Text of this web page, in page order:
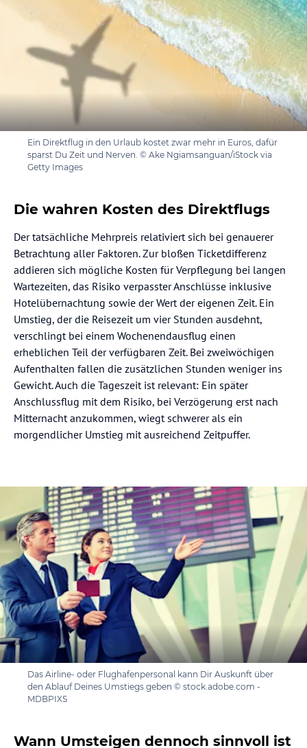
Ein Direktflug in den Urlaub kostet zwar mehr in Euros, dafür
sparst Du Zeit und Nerven. © Ake Ngiamsanguan/iStock via
Getty Images
Die wahren Kosten des Direktflugs
Der tatsächliche Mehrpreis relativiert sich bei genauerer
Betrachtung aller Faktoren. Zur bloßen Ticketdifferenz
addieren sich mögliche Kosten für Verpflegung bei langen
Wartezeiten, das Risiko verpasster Anschlüsse inklusive
Hotelübernachtung sowie der Wert der eigenen Zeit. Ein
Umstieg, der die Reisezeit um vier Stunden ausdehnt,
verschlingt bei einem Wochenendausflug einen
erheblichen Teil der verfügbaren Zeit. Bei zweiwöchigen
Aufenthalten fallen die zusätzlichen Stunden weniger ins
Gewicht. Auch die Tageszeit ist relevant: Ein später
Anschlussflug mit dem Risiko, bei Verzögerung erst nach
Mitternacht anzukommen, wiegt schwerer als ein
morgendlicher Umstieg mit ausreichend Zeitpuffer.
Das Airline- oder Flughafenpersonal kann Dir Auskunft über
den Ablauf Deines Umstiegs geben © stock.adobe.com -
MDBPIXS
Wann Umsteigen dennoch sinnvoll ist